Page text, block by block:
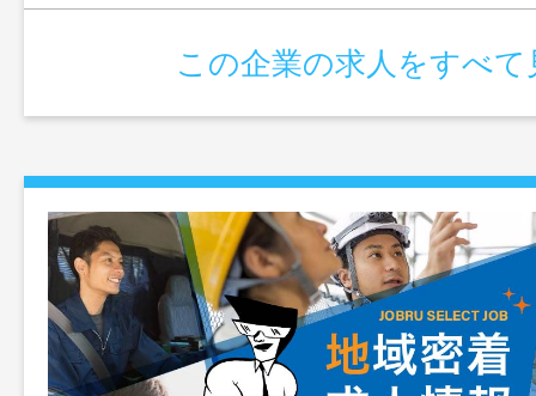
この企業の求人をすべて